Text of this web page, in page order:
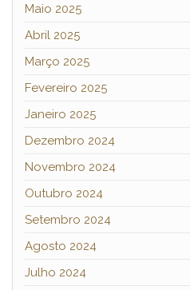
Maio 2025
Abril 2025
Março 2025
Fevereiro 2025
Janeiro 2025
Dezembro 2024
Novembro 2024
Outubro 2024
Setembro 2024
Agosto 2024
Julho 2024